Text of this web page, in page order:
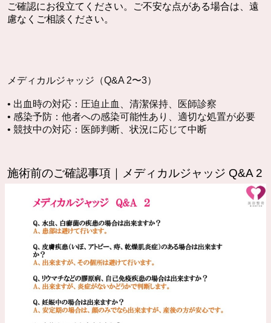
ご確認にお役立てください。ご不安な点がある場合は、遠
慮なくご相談ください。
メディカルジャッジ（Q&A 2〜3）
• 出血時の対応：圧迫止血、清潔保持、医師診察
• 感染予防：他者への感染可能性あり、適切な処置が必要
• 競技中の対応：医師判断、状況に応じて中断
施術前のご確認事項｜メディカルジャッジ Q&A 2